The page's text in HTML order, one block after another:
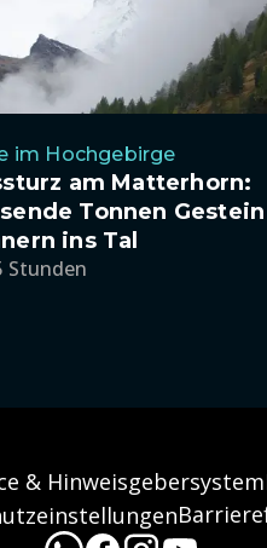
im Hochgebirge
am Matterhorn:
Tonnen Gestein
ins Tal
Stunden
& Hinweisgebersystem